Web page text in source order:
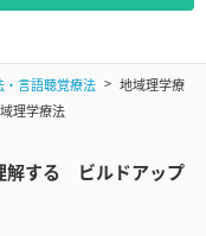
言語聴覚療法
地域理学療
理学療法
解する ビルドアップ